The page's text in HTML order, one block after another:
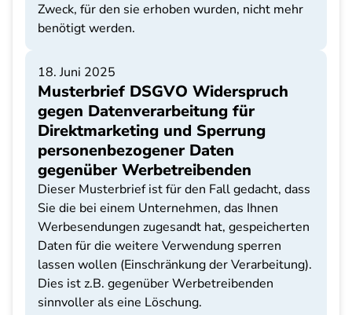
Zweck, für den sie erhoben wurden, nicht mehr
benötigt werden.
18. Juni 2025
Musterbrief DSGVO Widerspruch
gegen Datenverarbeitung für
Direktmarketing und Sperrung
personenbezogener Daten
gegenüber Werbetreibenden
Dieser Musterbrief ist für den Fall gedacht, dass
Sie die bei einem Unternehmen, das Ihnen
Werbesendungen zugesandt hat, gespeicherten
Daten für die weitere Verwendung sperren
lassen wollen (Einschränkung der Verarbeitung).
Dies ist z.B. gegenüber Werbetreibenden
sinnvoller als eine Löschung.